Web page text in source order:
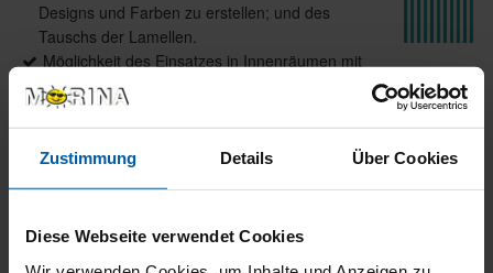
Zustimmung Details Über Cookies
Diese Webseite verwendet Cookies
Designs und Farben zu erstellen; und des
Tauschs der Lamellen.
Möglichkeit des Einsatzes in Innenräumen mit
Schrägen - Sonderformen
Umfangreiches Stoffangebot, u.a. für den Einsatz
in Räumen mit erhöhten Hygieneanforderungen.
Sicherheit für Ihre Kinder
PRODUKTDETAILS